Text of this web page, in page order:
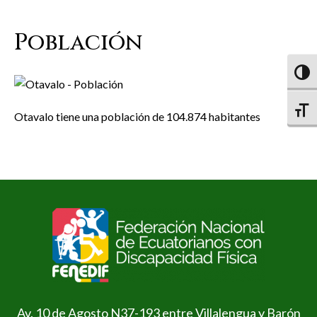
Población
Otavalo tiene una población de 104.874 habitantes
Av. 10 de Agosto N37-193 entre Villalengua y Barón